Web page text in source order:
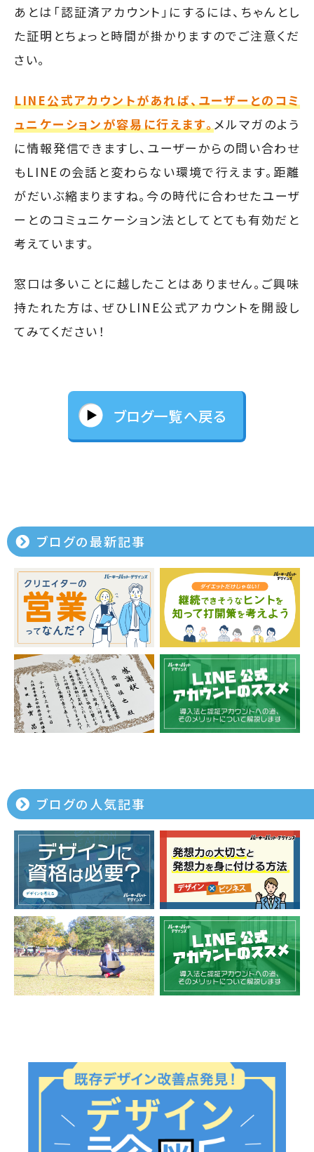
あとは「認証済アカウント」にするには、ちゃんとし
た証明とちょっと時間が掛かりますのでご注意くだ
さい。
LINE公式アカウントがあれば、ユーザーとのコミ
ュニケーションが容易に行えます。 メルマガのよう
に情報発信できますし、ユーザーからの問い合わせ
もLINEの会話と変わらない環境で行えます。距離
がだいぶ縮まりますね。今の時代に合わせたユーザ
ーとのコミュニケーション法としてとても有効だと
考えています。
窓口は多いことに越したことはありません。ご興味
持たれた方は、ぜひLINE公式アカウントを開設し
てみてください！
ブログ一覧へ戻る
ブログの最新記事
ブログの人気記事